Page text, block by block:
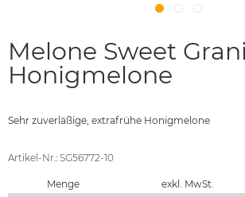
Melone Sweet
Honigmelone
Sehr zuverläßige, extrafrühe Honigmelone
Artikel-Nr.: SG56772-10
Menge exkl. MwSt.